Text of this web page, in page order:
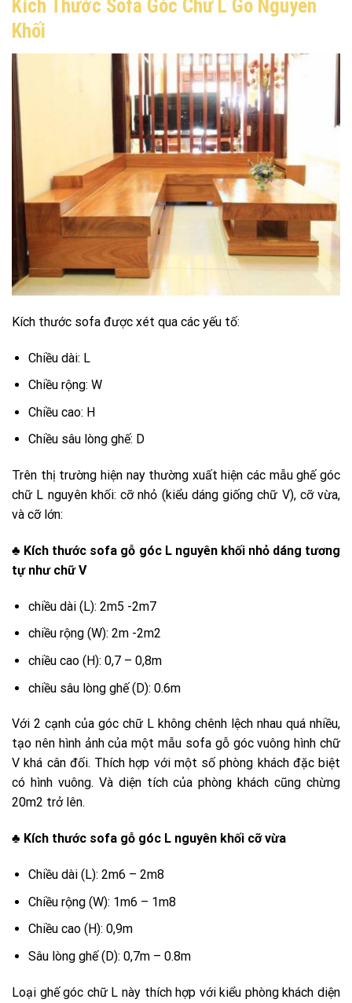
Kích Thước Sofa Góc Chữ L Gỗ Nguyên
Khối
Kích thước sofa được xét qua các yếu tố:
Chiều dài: L
Chiều rộng: W
Chiều cao: H
Chiều sâu lòng ghế: D
Trên thị trường hiện nay thường xuất hiện các mẫu ghế góc
chữ L nguyên khối: cỡ nhỏ (kiểu dáng giống chữ V), cỡ vừa,
và cỡ lớn:
♣ Kích thước sofa gỗ góc L nguyên khối nhỏ dáng tương
tự như chữ V
chiều dài (L): 2m5 -2m7
chiều rộng (W): 2m -2m2
chiều cao (H): 0,7 – 0,8m
chiều sâu lòng ghế (D): 0.6m
Với 2 cạnh của góc chữ L không chênh lệch nhau quá nhiều,
tạo nên hình ảnh của một mẫu sofa gỗ góc vuông hình chữ
V khá cân đối. Thích hợp với một số phòng khách đặc biệt
có hình vuông. Và diện tích của phòng khách cũng chừng
20m2 trở lên.
♣ Kích thước sofa gỗ góc L nguyên khối cỡ vừa
Chiều dài (L): 2m6 – 2m8
Chiều rộng (W): 1m6 – 1m8
Chiều cao (H): 0,9m
Sâu lòng ghế (D): 0,7m – 0.8m
Loại ghế góc chữ L này thích hợp với kiểu phòng khách diện